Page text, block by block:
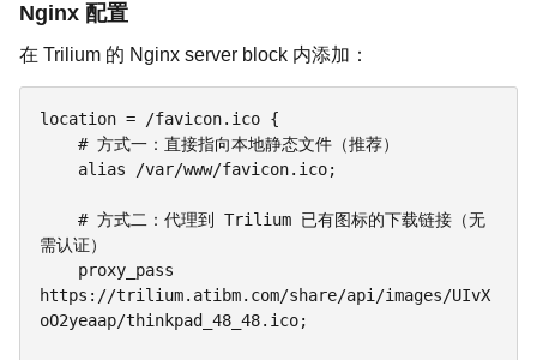
Nginx 配置
在 Trilium 的 Nginx server block 内添加：
location = /favicon.ico {
需认证）
https://trilium.atibm.com/share/api/images/UIvX
oO2yeaap/thinkpad_48_48.ico;